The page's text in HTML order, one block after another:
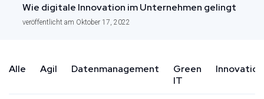
Wie digitale Innovation im Unternehmen gelingt
veröffentlicht am Oktober 17, 2022
Alle Agil Datenmanagement
Green
IT
Innovation